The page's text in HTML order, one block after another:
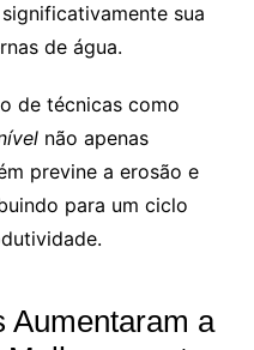
sua
de água.
de técnicas como
não apenas
previne a erosão e
para um ciclo
Aumentaram a